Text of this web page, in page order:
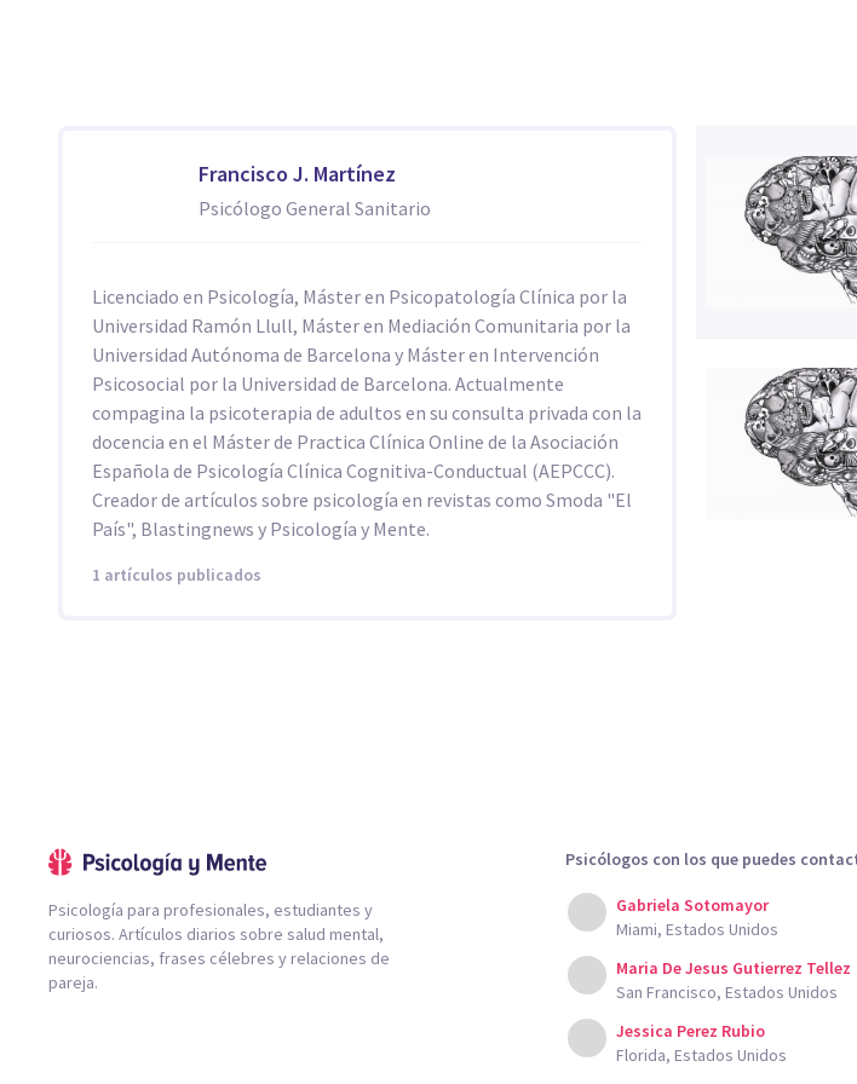
Francisco J. Martínez
Psicólogo General Sanitario
Licenciado en Psicología, Máster en Psicopatología Clínica por la
Universidad Ramón Llull, Máster en Mediación Comunitaria por la
Universidad Autónoma de Barcelona y Máster en Intervención
Psicosocial por la Universidad de Barcelona. Actualmente
compagina la psicoterapia de adultos en su consulta privada con la
docencia en el Máster de Practica Clínica Online de la Asociación
Española de Psicología Clínica Cognitiva-Conductual (AEPCCC).
Creador de artículos sobre psicología en revistas como Smoda "El
País", Blastingnews y Psicología y Mente.
1 artículos publicados
Psicología para profesionales, estudiantes y
curiosos. Artículos diarios sobre salud mental,
neurociencias, frases célebres y relaciones de
pareja.
Psicólogos con los que puedes
Gabriela Sotomayor
Miami, Estados Unidos
Maria De Jesus Gutierrez Tellez
San Francisco, Estados Unidos
Jessica Perez Rubio
Florida, Estados Unidos